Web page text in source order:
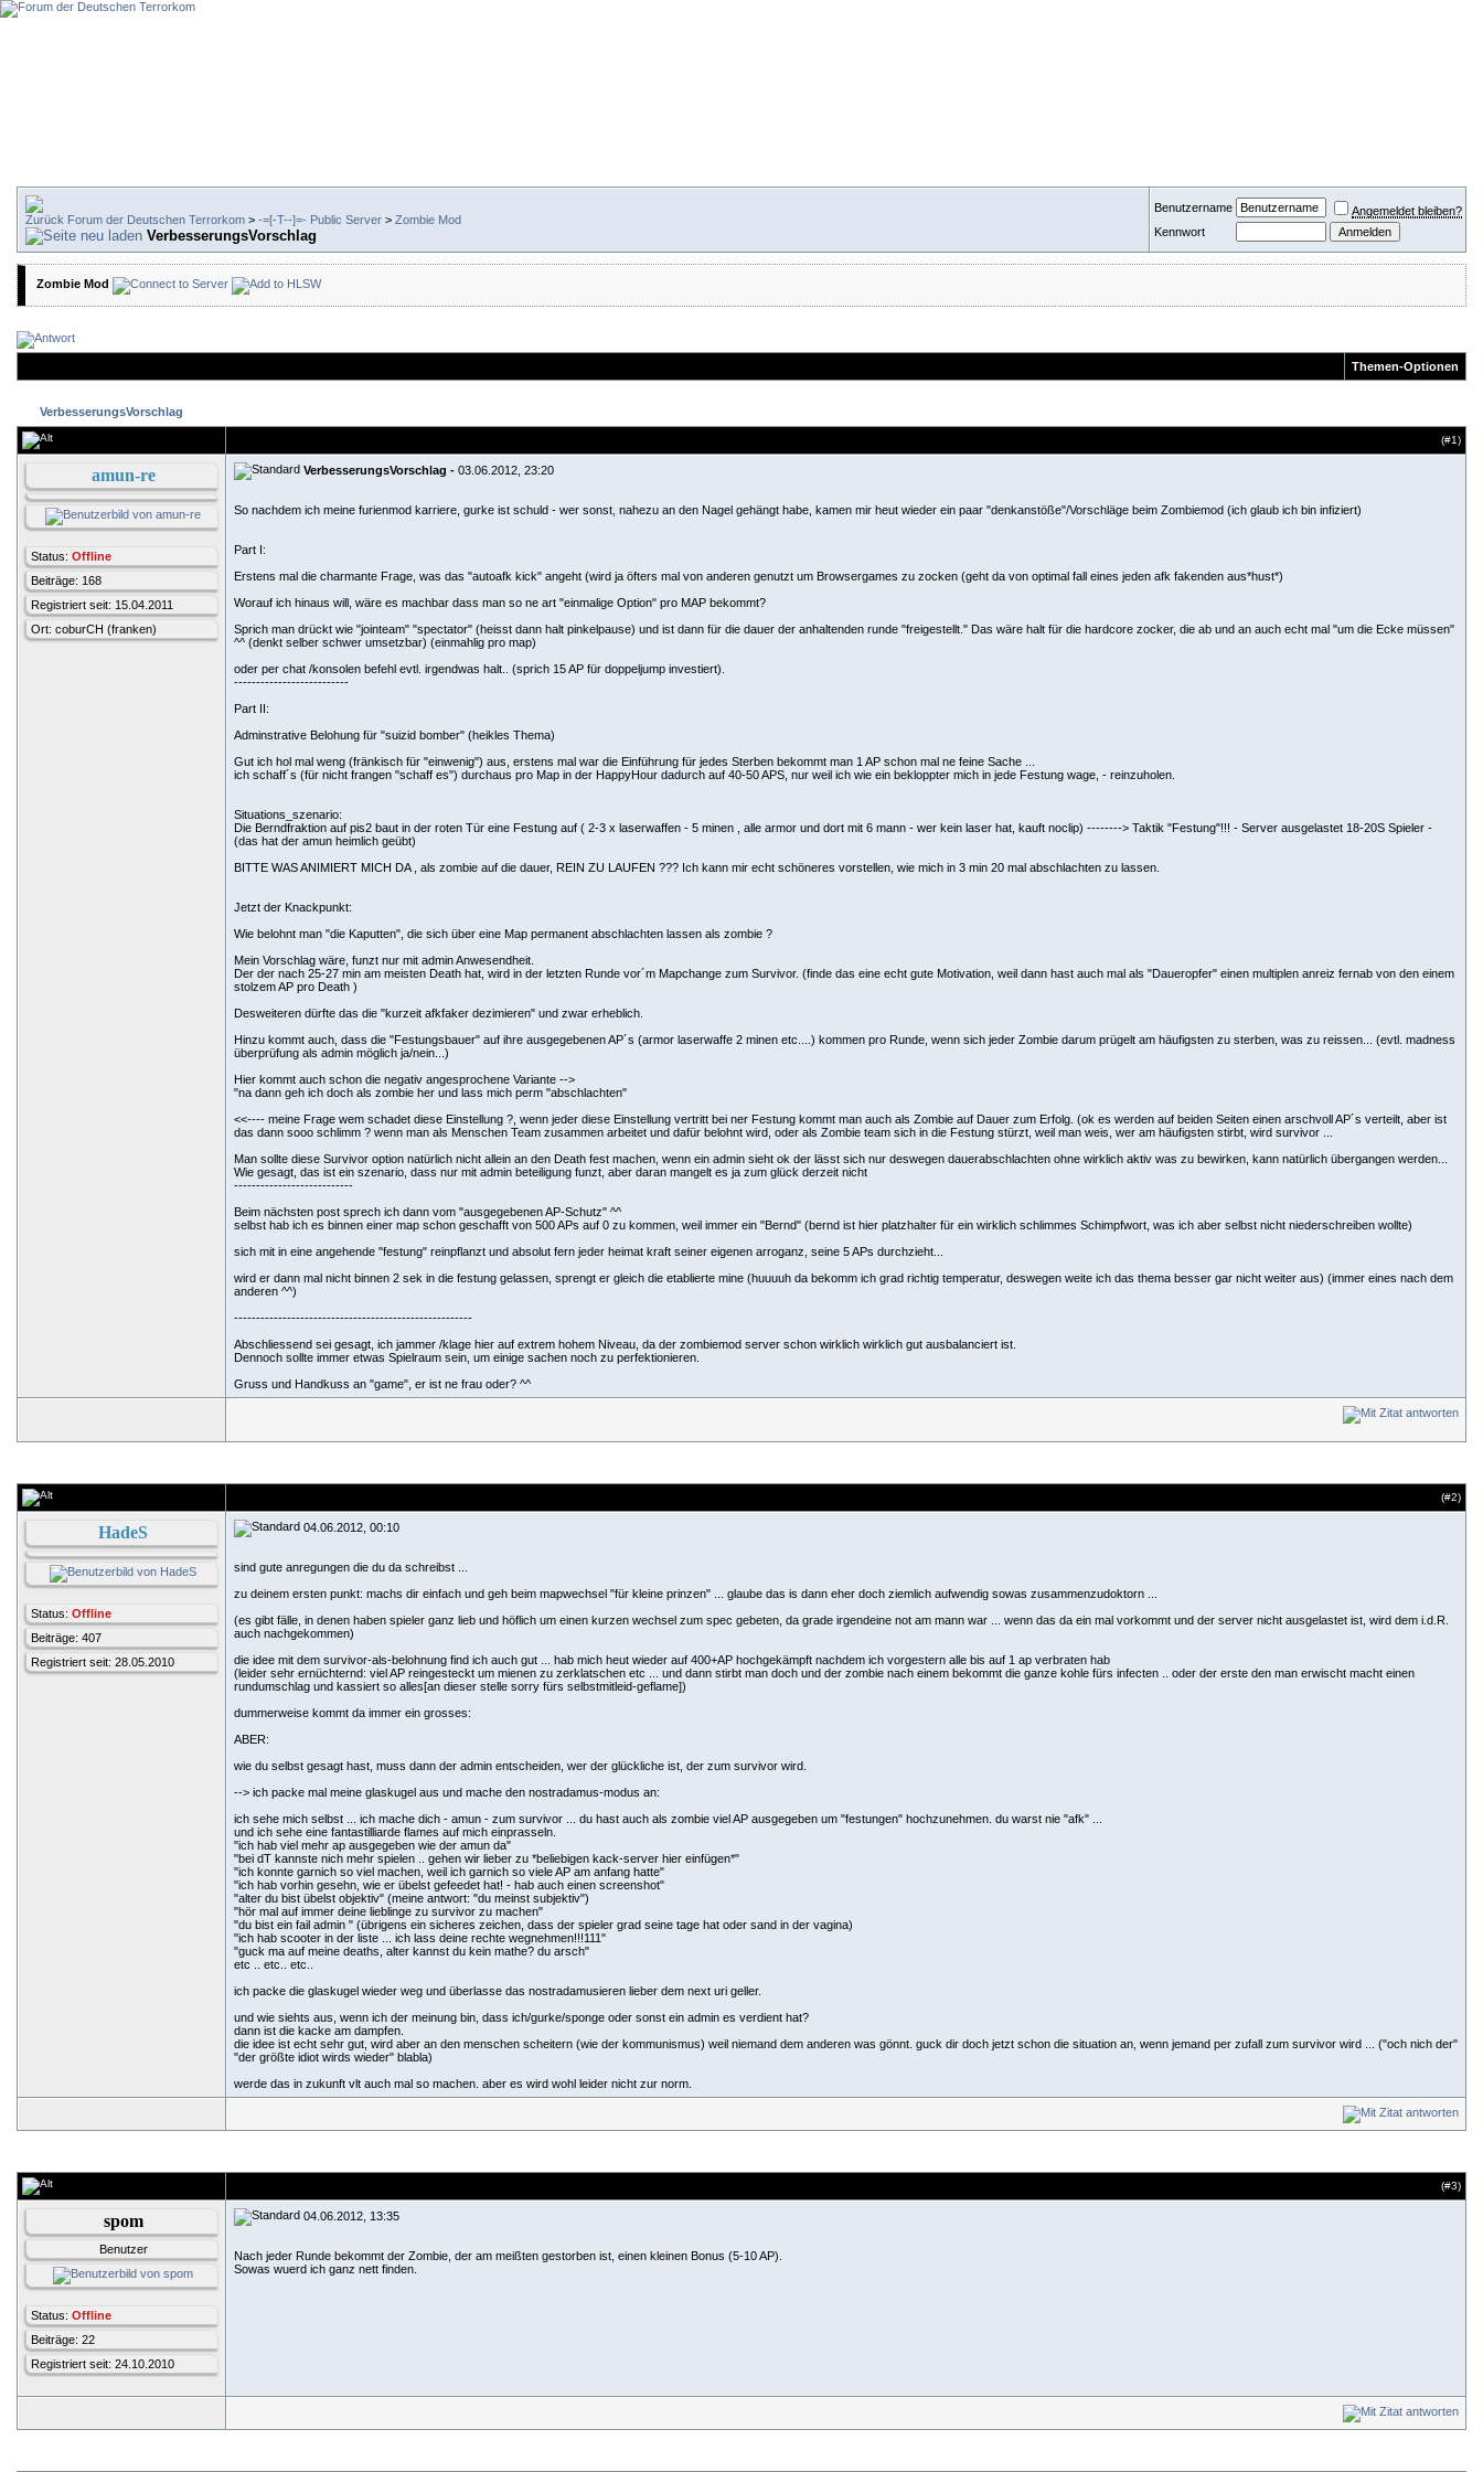
Forum der Deutschen Terrorkom > -=[-T--]=- Public Server > Zombie Mod
VerbesserungsVorschlag
Benutzername
Angemeldet bleiben?
Kennwort
Zombie Mod
Themen-Optionen
VerbesserungsVorschlag
(#1)
amun-re
Status: Offline
Beiträge: 168
Registriert seit: 15.04.2011
Ort: coburCH (franken)
VerbesserungsVorschlag - 03.06.2012, 23:20
So nachdem ich meine furienmod karriere, gurke ist schuld - wer sonst, nahezu an den Nagel gehängt habe, kamen mir heut wieder ein paar "denkanstöße"/Vorschläge beim Zombiemod (ich glaub ich bin infiziert)
Part I:
Erstens mal die charmante Frage, was das "autoafk kick" angeht (wird ja öfters mal von anderen genutzt um Browsergames zu zocken (geht da von optimal fall eines jeden afk fakenden aus*hust*)
Worauf ich hinaus will, wäre es machbar dass man so ne art "einmalige Option" pro MAP bekommt?
Sprich man drückt wie "jointeam" "spectator" (heisst dann halt pinkelpause) und ist dann für die dauer der anhaltenden runde "freigestellt." Das wäre halt für die hardcore zocker, die ab und an auch echt mal "um die Ecke müssen"
^^ (denkt selber schwer umsetzbar) (einmahlig pro map)
oder per chat /konsolen befehl evtl. irgendwas halt.. (sprich 15 AP für doppeljump investiert).
--------------------------
Part II:
Adminstrative Belohung für "suizid bomber" (heikles Thema)
Gut ich hol mal weng (fränkisch für "einwenig") aus, erstens mal war die Einführung für jedes Sterben bekommt man 1 AP schon mal ne feine Sache ...
ich schaff´s (für nicht frangen "schaff es") durchaus pro Map in der HappyHour dadurch auf 40-50 APS, nur weil ich wie ein bekloppter mich in jede Festung wage, - reinzuholen.
Situations_szenario:
Die Berndfraktion auf pis2 baut in der roten Tür eine Festung auf ( 2-3 x laserwaffen - 5 minen , alle armor und dort mit 6 mann - wer kein laser hat, kauft noclip) --------> Taktik "Festung"!!! - Server ausgelastet 18-20S Spieler -
(das hat der amun heimlich geübt)
BITTE WAS ANIMIERT MICH DA , als zombie auf die dauer, REIN ZU LAUFEN ??? Ich kann mir echt schöneres vorstellen, wie mich in 3 min 20 mal abschlachten zu lassen.
Jetzt der Knackpunkt:
Wie belohnt man "die Kaputten", die sich über eine Map permanent abschlachten lassen als zombie ?
Mein Vorschlag wäre, funzt nur mit admin Anwesendheit.
Der der nach 25-27 min am meisten Death hat, wird in der letzten Runde vor´m Mapchange zum Survivor. (finde das eine echt gute Motivation, weil dann hast auch mal als "Daueropfer" einen multiplen anreiz fernab von den einem
stolzem AP pro Death )
Desweiteren dürfte das die "kurzeit afkfaker dezimieren" und zwar erheblich.
Hinzu kommt auch, dass die "Festungsbauer" auf ihre ausgegebenen AP´s (armor laserwaffe 2 minen etc....) kommen pro Runde, wenn sich jeder Zombie darum prügelt am häufigsten zu sterben, was zu reissen... (evtl. madness
überprüfung als admin möglich ja/nein...)
Hier kommt auch schon die negativ angesprochene Variante -->
"na dann geh ich doch als zombie her und lass mich perm "abschlachten"
<<---- meine Frage wem schadet diese Einstellung ?, wenn jeder diese Einstellung vertritt bei ner Festung kommt man auch als Zombie auf Dauer zum Erfolg. (ok es werden auf beiden Seiten einen arschvoll AP´s verteilt, aber ist
das dann sooo schlimm ? wenn man als Menschen Team zusammen arbeitet und dafür belohnt wird, oder als Zombie team sich in die Festung stürzt, weil man weis, wer am häufigsten stirbt, wird survivor ...
Man sollte diese Survivor option natürlich nicht allein an den Death fest machen, wenn ein admin sieht ok der lässt sich nur deswegen dauerabschlachten ohne wirklich aktiv was zu bewirken, kann natürlich übergangen werden...
Wie gesagt, das ist ein szenario, dass nur mit admin beteiligung funzt, aber daran mangelt es ja zum glück derzeit nicht
---------------------------
Beim nächsten post sprech ich dann vom "ausgegebenen AP-Schutz" ^^
selbst hab ich es binnen einer map schon geschafft von 500 APs auf 0 zu kommen, weil immer ein "Bernd" (bernd ist hier platzhalter für ein wirklich schlimmes Schimpfwort, was ich aber selbst nicht niederschreiben wollte)
sich mit in eine angehende "festung" reinpflanzt und absolut fern jeder heimat kraft seiner eigenen arroganz, seine 5 APs durchzieht...
wird er dann mal nicht binnen 2 sek in die festung gelassen, sprengt er gleich die etablierte mine (huuuuh da bekomm ich grad richtig temperatur, deswegen weite ich das thema besser gar nicht weiter aus) (immer eines nach dem
anderen ^^)
------------------------------------------------------
Abschliessend sei gesagt, ich jammer /klage hier auf extrem hohem Niveau, da der zombiemod server schon wirklich wirklich gut ausbalanciert ist.
Dennoch sollte immer etwas Spielraum sein, um einige sachen noch zu perfektionieren.
Gruss und Handkuss an "game", er ist ne frau oder? ^^
(#2)
HadeS
Status: Offline
Beiträge: 407
Registriert seit: 28.05.2010
04.06.2012, 00:10
sind gute anregungen die du da schreibst ...
zu deinem ersten punkt: machs dir einfach und geh beim mapwechsel "für kleine prinzen" ... glaube das is dann eher doch ziemlich aufwendig sowas zusammenzudoktorn ...
(es gibt fälle, in denen haben spieler ganz lieb und höflich um einen kurzen wechsel zum spec gebeten, da grade irgendeine not am mann war ... wenn das da ein mal vorkommt und der server nicht ausgelastet ist, wird dem i.d.R.
auch nachgekommen)
die idee mit dem survivor-als-belohnung find ich auch gut ... hab mich heut wieder auf 400+AP hochgekämpft nachdem ich vorgestern alle bis auf 1 ap verbraten hab
(leider sehr ernüchternd: viel AP reingesteckt um mienen zu zerklatschen etc ... und dann stirbt man doch und der zombie nach einem bekommt die ganze kohle fürs infecten .. oder der erste den man erwischt macht einen
rundumschlag und kassiert so alles[an dieser stelle sorry fürs selbstmitleid-geflame])
dummerweise kommt da immer ein grosses:
ABER:
wie du selbst gesagt hast, muss dann der admin entscheiden, wer der glückliche ist, der zum survivor wird.
--> ich packe mal meine glaskugel aus und mache den nostradamus-modus an:
ich sehe mich selbst ... ich mache dich - amun - zum survivor ... du hast auch als zombie viel AP ausgegeben um "festungen" hochzunehmen. du warst nie "afk" ...
und ich sehe eine fantastilliarde flames auf mich einprasseln.
"ich hab viel mehr ap ausgegeben wie der amun da"
"bei dT kannste nich mehr spielen .. gehen wir lieber zu *beliebigen kack-server hier einfügen*"
"ich konnte garnich so viel machen, weil ich garnich so viele AP am anfang hatte"
"ich hab vorhin gesehn, wie er übelst gefeedet hat! - hab auch einen screenshot"
"alter du bist übelst objektiv" (meine antwort: "du meinst subjektiv")
"hör mal auf immer deine lieblinge zu survivor zu machen"
"du bist ein fail admin " (übrigens ein sicheres zeichen, dass der spieler grad seine tage hat oder sand in der vagina)
"ich hab scooter in der liste ... ich lass deine rechte wegnehmen!!!111"
"guck ma auf meine deaths, alter kannst du kein mathe? du arsch"
etc .. etc.. etc..
ich packe die glaskugel wieder weg und überlasse das nostradamusieren lieber dem next uri geller.
und wie siehts aus, wenn ich der meinung bin, dass ich/gurke/sponge oder sonst ein admin es verdient hat?
dann ist die kacke am dampfen.
die idee ist echt sehr gut, wird aber an den menschen scheitern (wie der kommunismus) weil niemand dem anderen was gönnt. guck dir doch jetzt schon die situation an, wenn jemand per zufall zum survivor wird ... ("och nich der"
"der größte idiot wirds wieder" blabla)
werde das in zukunft vlt auch mal so machen. aber es wird wohl leider nicht zur norm.
(#3)
spom
Benutzer
Status: Offline
Beiträge: 22
Registriert seit: 24.10.2010
04.06.2012, 13:35
Nach jeder Runde bekommt der Zombie, der am meißten gestorben ist, einen kleinen Bonus (5-10 AP).
Sowas wuerd ich ganz nett finden.